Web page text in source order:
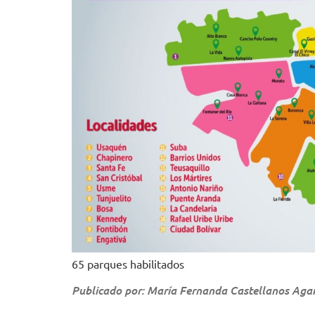
65 parques habilitados
Publicado por: María Fernanda Castellanos